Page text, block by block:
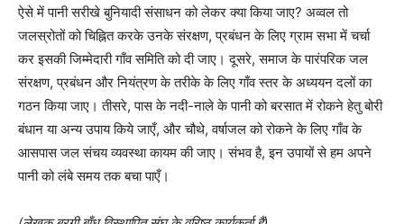
ऐसे में पानी सरीखे बुनियादी संसाधन को लेकर क्या किया जाए? अव्वल तो
जलस्रोतों को चिह्नित करके उनके संरक्षण, प्रबंधन के लिए ग्राम सभा में चर्चा
कर इसकी जिम्मेदारी गाँव समिति को दी जाए। दूसरे, समाज के पारंपरिक जल
संरक्षण, प्रबंधन और नियंत्रण के तरीके के लिए गाँव स्तर के अध्ययन दलों का
गठन किया जाए। तीसरे, पास के नदी-नाले के पानी को बरसात में रोकने हेतु बोरी
बंधान या अन्य उपाय किये जाएँ, और चौथे, वर्षाजल को रोकने के लिए गाँव के
आसपास जल संचय व्यवस्था कायम की जाए। संभव है, इन उपायों से हम अपने
पानी को लंबे समय तक बचा पाएँ।